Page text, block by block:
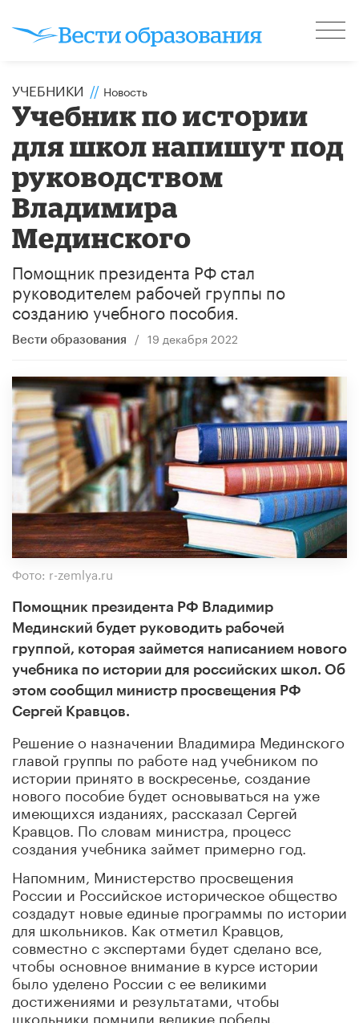
УЧЕБНИКИ // Новость
Учебник по истории
для школ напишут под
руководством
Владимира
Мединского
Помощник президента РФ стал
руководителем рабочей группы по
созданию учебного пособия.
Вести образования / 19 декабря 2022
Фото: r-zemlya.ru
Помощник президента РФ Владимир
Мединский будет руководить рабочей
группой, которая займется написанием нового
учебника по истории для российских школ. Об
этом сообщил министр просвещения РФ
Сергей Кравцов.
Решение о назначении Владимира Мединского
главой группы по работе над учебником по
истории принято в воскресенье, создание
нового пособие будет основываться на уже
имеющихся изданиях, рассказал Сергей
Кравцов. По словам министра, процесс
создания учебника займет примерно год.
Напомним, Министерство просвещения
России и Российское историческое общество
создадут новые единые программы по истории
для школьников. Как отметил Кравцов,
совместно с экспертами будет сделано все,
чтобы основное внимание в курсе истории
было уделено России с ее великими
достижениями и результатами, чтобы
школьники помнили великие победы.